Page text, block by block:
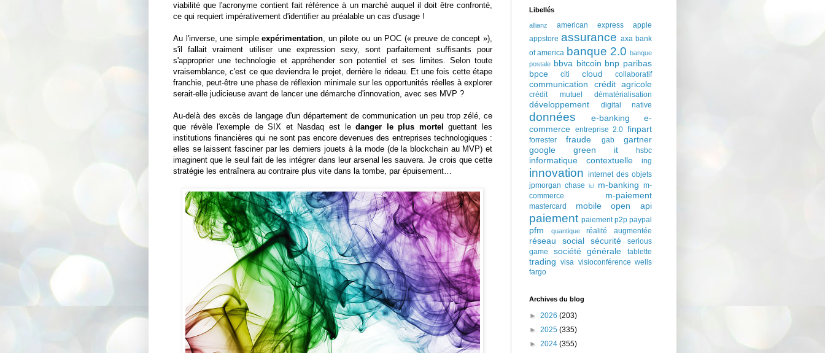
viabilité que l'acronyme contient fait référence à un marché auquel il doit être confronté,
ce qui requiert impérativement d'identifier au préalable un cas d'usage !
Au l'inverse, une simpleexpérimentation, un pilote ou un POC (« preuve de concept »),
s'il fallait vraiment utiliser une expression sexy, sont parfaitement suffisants pour
s'approprier une technologie et appréhender son potentiel et ses limites. Selon toute
vraisemblance, c'est ce que deviendra le projet, derrière le rideau. Et une fois cette étape
franchie, peut-être une phase de réflexion minimale sur les opportunités réelles à explorer
serait-elle judicieuse avant de lancer une démarche d'innovation, avec ses MVP ?
Au-delà des excès de langage d'un département de communication un peu trop zélé, ce
que révèle l'exemple de SIX et Nasdaq est ledanger le plus mortel
guettant les
institutions financières qui ne sont pas encore devenues des entreprises technologiques :
elles se laissent fasciner par les derniers jouets à la mode (de la blockchain au MVP) et
imaginent que le seul fait de les intégrer dans leur arsenal les sauvera. Je crois que cette
stratégie les entraînera au contraire plus vite dans la tombe, par épuisement…
Libellés
allianz american express
apple
appstore assurance axa bank
of america banque 2.0 banque
postale bbva bitcoin bnp paribas
bpce
citi cloud collaboratif
communication crédit agricole
crédit mutuel dématérialisation
développement digital native
données e-banking
e-
commerce entreprise 2.0 finpart
forrester fraude gab
gartner
google
green it hsbc
informatique contextuelle ing
innovation internet des objets
jpmorgan chase
lcl m-banking m-
commerce
m-paiement
mastercard mobile open api
paiement paiement p2p paypal
pfm quantique réalité augmentée
réseau social sécurité
serious
game
société générale tablette
trading visa visioconférence wells
fargo
Archives du blog
► 2026 (203)
► 2025 (335)
► 2024 (355)